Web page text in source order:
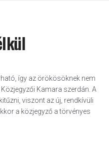
így az örökösöknek nem
Kamara szerdán. A
viszont az új, rendkívüli
a közjegyző a törvényes